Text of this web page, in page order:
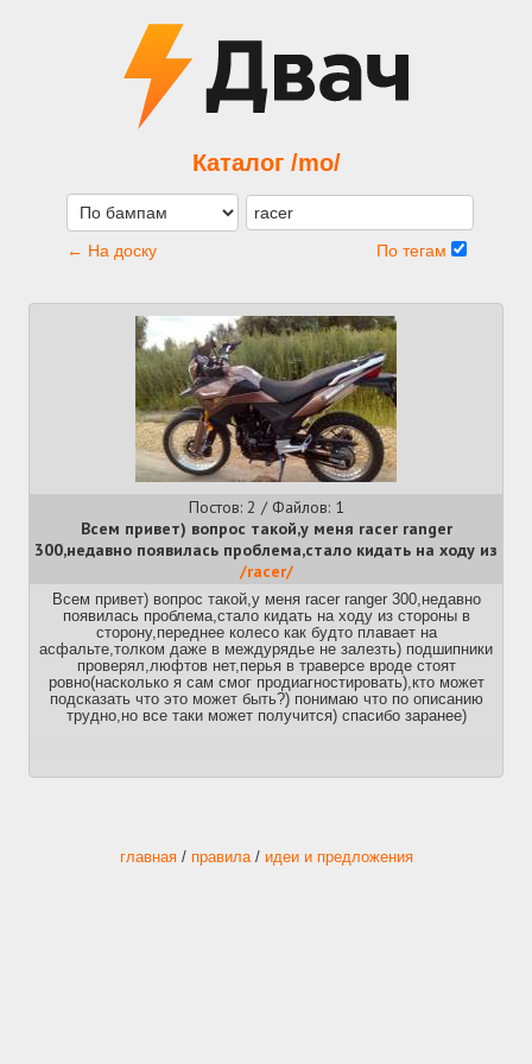
Каталог /mo/
← На доску По тегам
Постов: 2 / Файлов: 1
Всем привет) вопрос такой,у меня racer ranger
300,недавно появилась проблема,стало кидать на ходу из
/racer/
Всем привет) вопрос такой,у меня racer ranger 300,недавно
появилась проблема,стало кидать на ходу из стороны в
сторону,переднее колесо как будто плавает на
асфальте,толком даже в междурядье не залезть) подшипники
проверял,люфтов нет,перья в траверсе вроде стоят
ровно(насколько я сам смог продиагностировать),кто может
подсказать что это может быть?) понимаю что по описанию
трудно,но все таки может получится) спасибо заранее)
главная/ правила/ идеи и предложения